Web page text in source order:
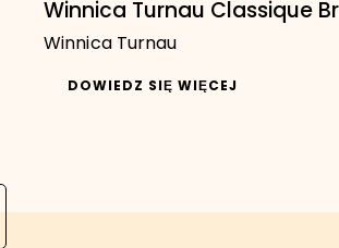
Winnica Turnau Classique
Winnica Turnau
DOWIEDZ SIĘ WIĘCEJ